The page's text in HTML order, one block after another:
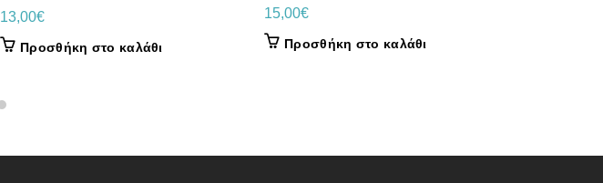
13,00€
Προσθήκη στο καλάθι
15,00€
Προσθήκη στο καλάθι